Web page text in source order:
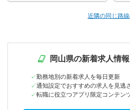
近隣の同じ路
岡山県の新着求人情
勤務地別の新着求人を毎日更新
通知設定でおすすめの求人を見逃
転職に役立つアプリ限定コンテン